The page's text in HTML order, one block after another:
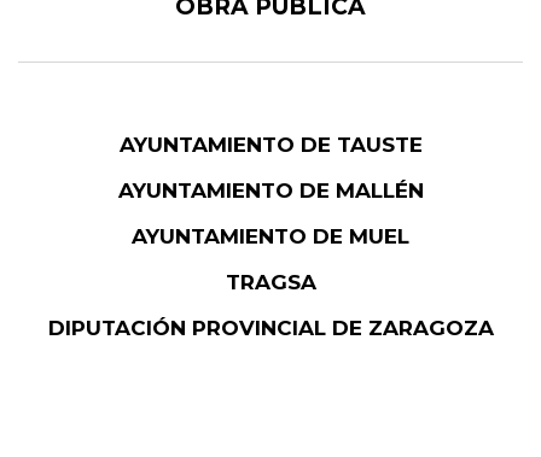
OBRA PÚBLICA
AYUNTAMIENTO DE TAUSTE
AYUNTAMIENTO DE MALLÉN
AYUNTAMIENTO DE MUEL
TRAGSA
DIPUTACIÓN PROVINCIAL DE ZARAGOZA